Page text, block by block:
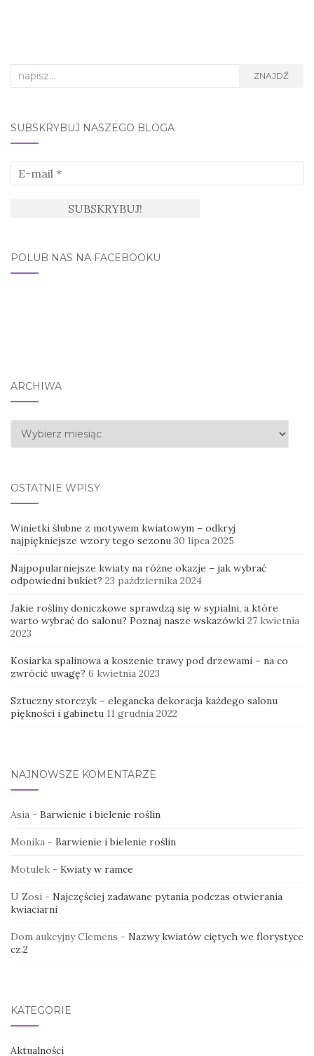
Search
ZNAJDŹ
SUBSKRYBUJ NASZEGO BLOGA
POLUB NAS NA FACEBOOKU
ARCHIWA
Archiwa
OSTATNIE WPISY
Winietki ślubne z motywem kwiatowym – odkryj
najpiękniejsze wzory tego sezonu 30 lipca 2025
Najpopularniejsze kwiaty na różne okazje – jak wybrać
odpowiedni bukiet? 23 października 2024
Jakie rośliny doniczkowe sprawdzą się w sypialni, a które
warto wybrać do salonu? Poznaj nasze wskazówki 27 kwietnia
2023
Kosiarka spalinowa a koszenie trawy pod drzewami – na co
zwrócić uwagę? 6 kwietnia 2023
Sztuczny storczyk – elegancka dekoracja każdego salonu
piękności i gabinetu 11 grudnia 2022
NAJNOWSZE KOMENTARZE
Asia - Barwienie i bielenie roślin
Monika - Barwienie i bielenie roślin
Motulek - Kwiaty w ramce
U Zosi - Najczęściej zadawane pytania podczas otwierania
kwiaciarni
Dom aukcyjny Clemens - Nazwy kwiatów ciętych we florystyce
cz.2
KATEGORIE
Aktualności